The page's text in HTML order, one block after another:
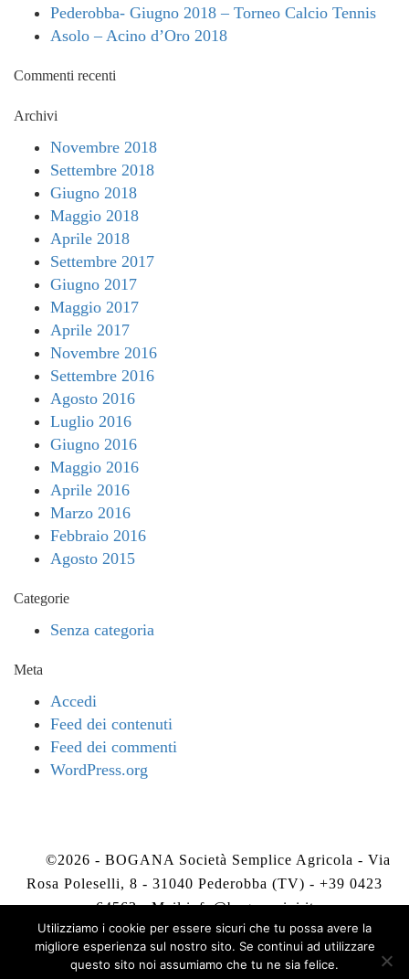
Pederobba- Giugno 2018 – Torneo Calcio Tennis
Asolo – Acino d’Oro 2018
Commenti recenti
Archivi
Novembre 2018
Settembre 2018
Giugno 2018
Maggio 2018
Aprile 2018
Settembre 2017
Giugno 2017
Maggio 2017
Aprile 2017
Novembre 2016
Settembre 2016
Agosto 2016
Luglio 2016
Giugno 2016
Maggio 2016
Aprile 2016
Marzo 2016
Febbraio 2016
Agosto 2015
Categorie
Senza categoria
Meta
Accedi
Feed dei contenuti
Feed dei commenti
WordPress.org
©2026 - BOGANA Società Semplice Agricola - Via
Rosa Poleselli, 8 - 31040 Pederobba (TV) - +39 0423
64563 - Mailinfo@boganavini.it
Privacy Policy-Cookie Policy
Utilizziamo i cookie per essere sicuri che tu possa avere la
migliore esperienza sul nostro sito. Se continui ad utilizzare
questo sito noi assumiamo che tu ne sia felice.